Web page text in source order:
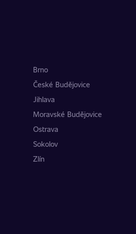
Brno
České Budějovice
Jihlava
Moravské Budějovice
Ostrava
Sokolov
Zlín